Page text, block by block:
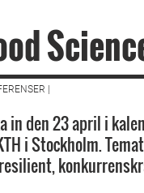
|
in den 23 april i
i Stockholm.